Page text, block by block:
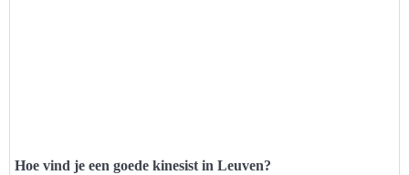
Hoe vind je een goede kinesist in Leuven?